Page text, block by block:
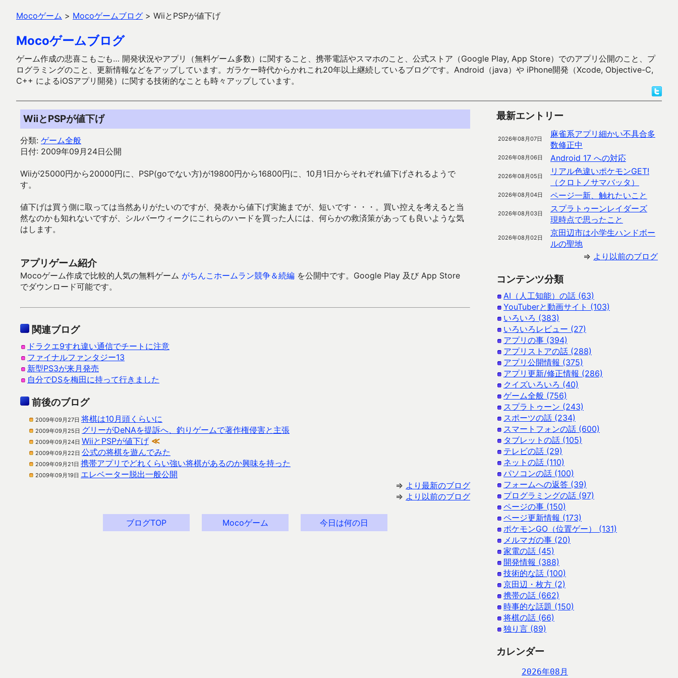
Mocoゲーム > Mocoゲームブログ > WiiとPSPが値下げ
Mocoゲームブログ
ゲーム作成の悲喜こもごも… 開発状況やアプリ（無料ゲーム多数）に関すること、携帯電話やスマホのこと、公式ストア（Google Play, App Store）でのアプリ公開のこと、プ
ログラミングのこと、更新情報などをアップしています。ガラケー時代からかれこれ20年以上継続しているブログです。Android（java）や iPhone開発（Xcode, Objective-C,
C++ によるiOSアプリ開発）に関する技術的なことも時々アップしています。
WiiとPSPが値下げ
分類: ゲーム全般
日付: 2009年09月24日公開
Wiiが25000円から20000円に、PSP(goでない方)が19800円から16800円に、10月1日からそれぞれ値下げされるようで
す。
値下げは買う側に取っては当然ありがたいのですが、発表から値下げ実施までが、短いです・・・。買い控えを考えると当
然なのかも知れないですが、シルバーウィークにこれらのハードを買った人には、何らかの救済策があっても良いような気
はします。
アプリゲーム紹介
Mocoゲーム作成で比較的人気の無料ゲーム がちんこホームラン競争＆続編 を公開中です。Google Play 及び App Store
でダウンロード可能です。
関連ブログ
ドラクエ9すれ違い通信でチートに注意
ファイナルファンタジー13
新型PS3が来月発売
自分でDSを梅田に持って行きました
前後のブログ
2009年09月27日 将棋は10月頭くらいに
2009年09月25日 グリーがDeNAを提訴へ、釣りゲームで著作権侵害と主張
2009年09月24日 WiiとPSPが値下げ ≪
2009年09月22日 公式の将棋を遊んでみた
2009年09月21日 携帯アプリでどれくらい強い将棋があるのか興味を持った
2009年09月19日 エレベーター脱出一般公開
⇒ より最新のブログ
⇒ より以前のブログ
ブログTOP Mocoゲーム 今日は何の日
最新エントリー
2026年08月07日
麻雀系アプリ細かい不具合多
数修正中
2026年08月06日 Android 17 への対応
2026年08月05日
リアル色違いポケモンGET!
（クロトノサマバッタ）
2026年08月04日 ページ一新、触れたいこと
2026年08月03日
スプラトゥーンレイダーズ
現時点で思ったこと
2026年08月02日
京田辺市は小学生ハンドボー
ルの聖地
⇒ より以前のブログ
コンテンツ分類
AI（人工知能）の話 (63)
YouTuberと動画サイト (103)
いろいろ (383)
いろいろレビュー (27)
アプリの事 (394)
アプリストアの話 (288)
アプリ公開情報 (375)
アプリ更新/修正情報 (286)
クイズいろいろ (40)
ゲーム全般 (756)
スプラトゥーン (243)
スポーツの話 (234)
スマートフォンの話 (600)
タブレットの話 (105)
テレビの話 (29)
ネットの話 (110)
パソコンの話 (100)
フォームへの返答 (39)
プログラミングの話 (97)
ページの事 (150)
ページ更新情報 (173)
ポケモンGO（位置ゲー） (131)
メルマガの事 (20)
家電の話 (45)
開発情報 (388)
技術的な話 (100)
京田辺・枚方 (2)
携帯の話 (662)
時事的な話題 (150)
将棋の話 (66)
独り言 (89)
カレンダー
2026年08月